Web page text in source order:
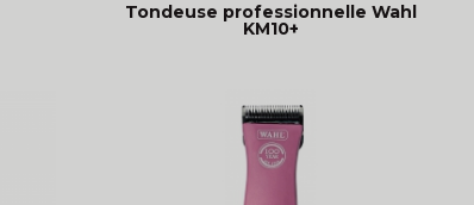
Tondeuse professionnelle Wahl
KM10+